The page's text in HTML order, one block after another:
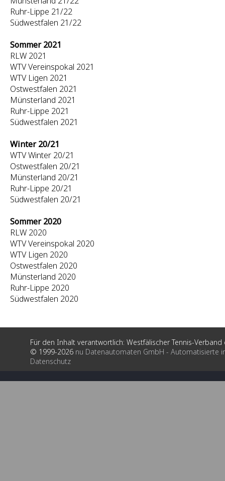
Ruhr-Lippe 21/22
Südwestfalen 21/22
Sommer 2021
RLW 2021
WTV Vereinspokal 2021
WTV Ligen 2021
Ostwestfalen 2021
Münsterland 2021
Ruhr-Lippe 2021
Südwestfalen 2021
Winter 20/21
WTV Winter 20/21
Ostwestfalen 20/21
Münsterland 20/21
Ruhr-Lippe 20/21
Südwestfalen 20/21
Sommer 2020
RLW 2020
WTV Vereinspokal 2020
WTV Ligen 2020
Ostwestfalen 2020
Münsterland 2020
Ruhr-Lippe 2020
Südwestfalen 2020
Für den Inhalt verantwortlich: Westfälischer Tennis-Verband
© 1999-2026 nu Datenautomaten GmbH - Automatisierte
Datenschutz